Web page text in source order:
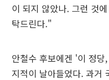
이 되지 않았나. 그런 것
탁드린다."
안철수 후보에겐 '이 정
지적이 날아들었다. 과거